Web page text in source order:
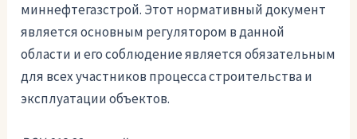
миннефтегазстрой. Этот нормативный документ
является основным регулятором в данной
области и его соблюдение является обязательным
для всех участников процесса строительства и
эксплуатации объектов.